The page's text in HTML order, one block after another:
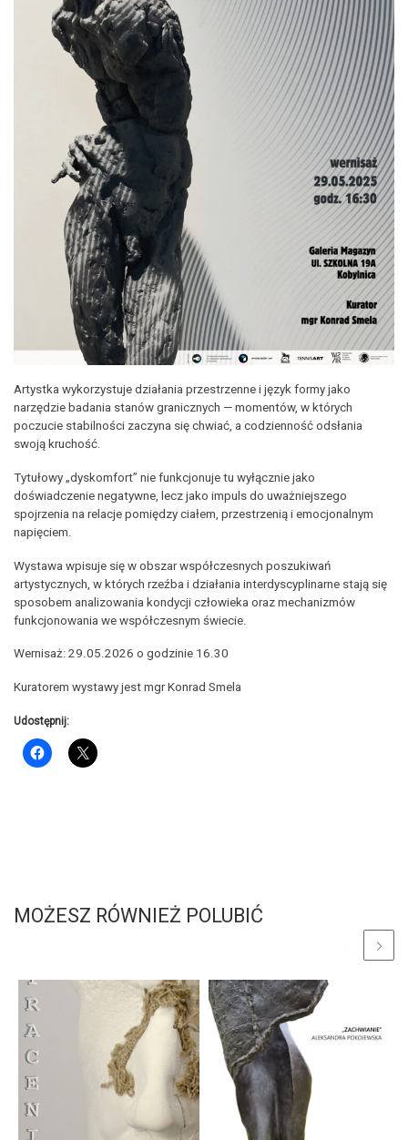
Artystka wykorzystuje działania przestrzenne i język formy jako
narzędzie badania stanów granicznych — momentów, w których
poczucie stabilności zaczyna się chwiać, a codzienność odsłania
swoją kruchość.
Tytułowy „dyskomfort” nie funkcjonuje tu wyłącznie jako
doświadczenie negatywne, lecz jako impuls do uważniejszego
spojrzenia na relacje pomiędzy ciałem, przestrzenią i emocjonalnym
napięciem.
Wystawa wpisuje się w obszar współczesnych poszukiwań
artystycznych, w których rzeźba i działania interdyscyplinarne stają się
sposobem analizowania kondycji człowieka oraz mechanizmów
funkcjonowania we współczesnym świecie.
Wernisaż: 29.05.2026 o godzinie 16.30
Kuratorem wystawy jest mgr Konrad Smela
Udostępnij:
MOŻESZ RÓWNIEŻ POLUBIĆ